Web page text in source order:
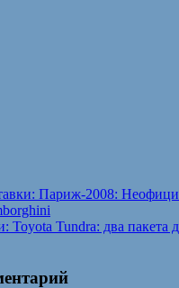
Париж-2008:
Toyota Tundra: два пакета